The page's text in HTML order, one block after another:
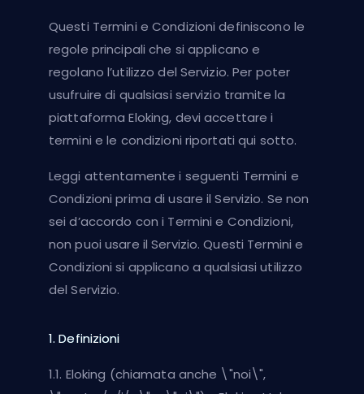
Questi Termini e Condizioni definiscono le
regole principali che si applicano e
regolano l’utilizzo del Servizio. Per poter
usufruire di qualsiasi servizio tramite la
piattaforma Eloking, devi accettare i
termini e le condizioni riportati qui sotto.
Leggi attentamente i seguenti Termini e
Condizioni prima di usare il Servizio. Se non
sei d’accordo con i Termini e Condizioni,
non puoi usare il Servizio. Questi Termini e
Condizioni si applicano a qualsiasi utilizzo
del Servizio.
1. Definizioni
1.1. Eloking (chiamata anche \"noi\",